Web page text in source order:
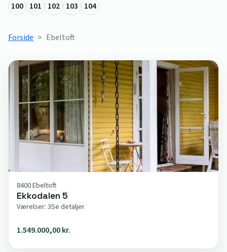
100 101 102 103 104
Forside Ebeltoft
8400 Ebeltoft
Ekkodalen 5
Værelser: 3Se detaljer
1.549.000,00 kr.